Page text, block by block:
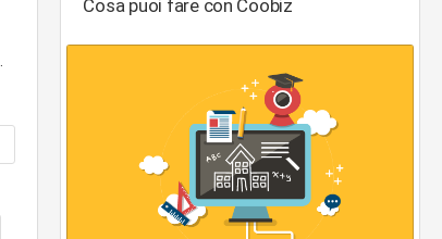
Cosa puoi fare con Coobiz